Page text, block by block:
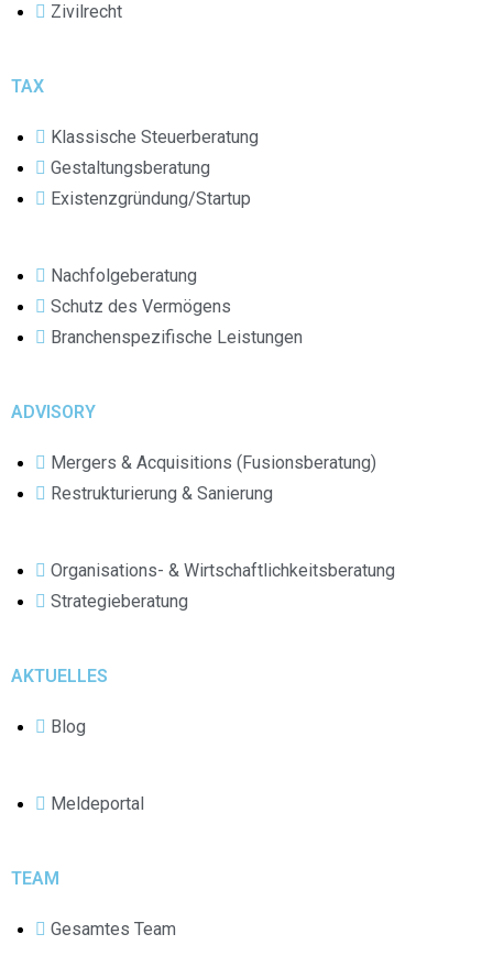
Zivilrecht
TAX
Klassische Steuerberatung
Gestaltungsberatung
Existenzgründung/Startup
Nachfolgeberatung
Schutz des Vermögens
Branchenspezifische Leistungen
ADVISORY
Mergers & Acquisitions (Fusionsberatung)
Restrukturierung & Sanierung
Organisations- & Wirtschaftlichkeitsberatung
Strategieberatung
AKTUELLES
Blog
Meldeportal
TEAM
Gesamtes Team